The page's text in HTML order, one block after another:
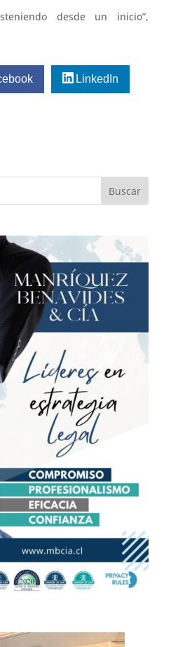
desde un inicio”,
LinkedIn